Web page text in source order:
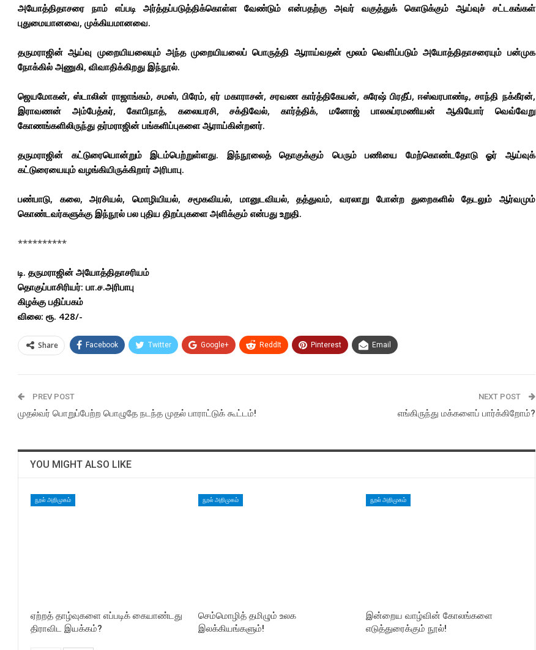
அயோத்திதாசரை நாம் எப்படி அர்த்தப்படுத்திக்கொள்ள வேண்டும் என்பதற்கு அவர் வகுத்துக் கொடுக்கும் ஆய்வுச் சட்டகங்கள்
புதுமையானவை, முக்கியமானவை.
தருமராஜின் ஆய்வு முறையியலையும் அந்த முறையியலைப் பொருத்தி ஆராய்வதன் மூலம் வெளிப்படும் அயோத்திதாசரையும் பன்முக
நோக்கில் அணுகி, விவாதிக்கிறது இந்நூல்.
ஜெயமோகன், ஸ்டாலின் ராஜாங்கம், சமஸ், பிரேம், ஏர் மகாராசன், சரவண கார்த்திகேயன், சுரேஷ் பிரதீப், ஈஸ்வரபாண்டி, சாந்தி நக்கீரன்,
இராவணன் அம்பேத்கர், கோபிநாத், கலையரசி, சக்திவேல், கார்த்திக், மனோஜ் பாலசுப்ரமணியன் ஆகியோர் வெவ்வேறு
கோணங்களிலிருந்து தர்மராஜின் பங்களிப்புகளை ஆராய்கின்றனர்.
தருமராஜின் கட்டுரையொன்றும் இடம்பெற்றுள்ளது. இந்நூலைத் தொகுக்கும் பெரும் பணியை மேற்கொண்டதோடு ஓர் ஆய்வுக்
கட்டுரையையும் வழங்கியிருக்கிறார் அரிபாபு.
பண்பாடு, கலை, அரசியல், மொழியியல், சமூகவியல், மானுடவியல், தத்துவம், வரலாறு போன்ற துறைகளில் தேடலும் ஆர்வமும்
கொண்டவர்களுக்கு இந்நூல் பல புதிய திறப்புகளை அளிக்கும் என்பது உறுதி.
**********
டி. தருமராஜின் அயோத்திதாசரியம்
தொகுப்பாசிரியர்: பா.ச.அரிபாபு
கிழக்கு பதிப்பகம்
விலை: ரூ. 428/-
Share Facebook Twitter Google+ ReddIt Pinterest Email
PREV POST
முதல்வர் பொறுப்பேற்ற பொழுதே நடந்த முதல் பாராட்டுக் கூட்டம்!
NEXT POST
எங்கிருந்து மக்களைப் பார்க்கிறோம்?
YOU MIGHT ALSO LIKE
நூல் அறிமுகம்
ஏற்றத் தாழ்வுகளை எப்படிக் கையாண்டது
திராவிட இயக்கம்?
நூல் அறிமுகம்
செம்மொழித் தமிழும் உலக
இலக்கியங்களும்!
நூல் அறிமுகம்
இன்றைய வாழ்வின் கோலங்களை
எடுத்துரைக்கும் நூல்!